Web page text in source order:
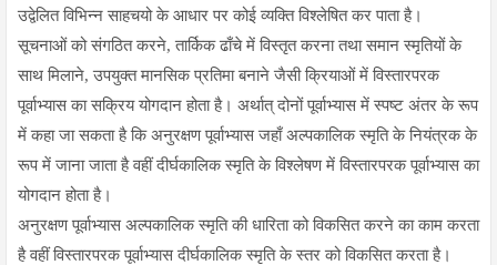
उद्वेलित विभिन्न साहचयो के आधार पर कोई व्यक्ति विश्लेषित कर पाता है।
सूचनाओं को संगठित करने, तार्किक ढाँचे में विस्तृत करना तथा समान स्मृतियों के
साथ मिलाने, उपयुक्त मानसिक प्रतिमा बनाने जैसी क्रियाओं में विस्तारपरक
पूर्वाभ्यास का सक्रिय योगदान होता है। अर्थात् दोनों पूर्वाभ्यास में स्पष्ट अंतर के रूप
में कहा जा सकता है कि अनुरक्षण पूर्वाभ्यास जहाँ अल्पकालिक स्मृति के नियंत्रक के
रूप में जाना जाता है वहीं दीर्घकालिक स्मृति के विश्लेषण में विस्तारपरक पूर्वाभ्यास का
योगदान होता है।
अनुरक्षण पूर्वाभ्यास अल्पकालिक स्मृति की धारिता को विकसित करने का काम करता
है वहीं विस्तारपरक पूर्वाभ्यास दीर्घकालिक स्मृति के स्तर को विकसित करता है।